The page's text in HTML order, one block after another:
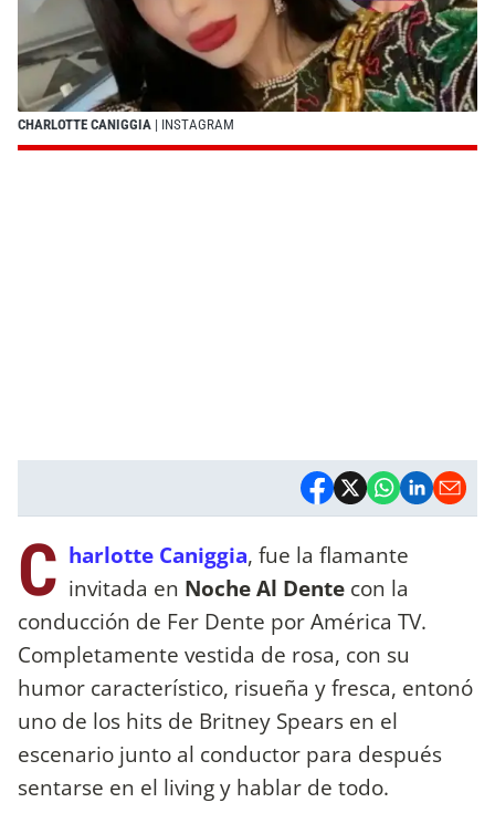
CHARLOTTE CANIGGIA | INSTAGRAM
C harlotte Caniggia, fue la flamante
invitada en Noche Al Dente con la
conducción de Fer Dente por América TV.
Completamente vestida de rosa, con su
humor característico, risueña y fresca, entonó
uno de los hits de Britney Spears en el
escenario junto al conductor para después
sentarse en el living y hablar de todo.